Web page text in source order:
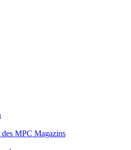
des MPC Magazins